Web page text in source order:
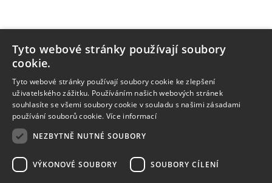
Tyto webové stránky používají soubory
cookie.
Tyto webové stránky používají soubory cookie ke zlepšení
uživatelského zážitku. Používáním našich webových stránek
souhlasíte se všemi soubory cookie v souladu s našimi zásadami
používání souborů cookie. Více informací
NEZBYTNĚ NUTNÉ SOUBORY
VÝKONOVÉ SOUBORY SOUBORY CÍLENÍ